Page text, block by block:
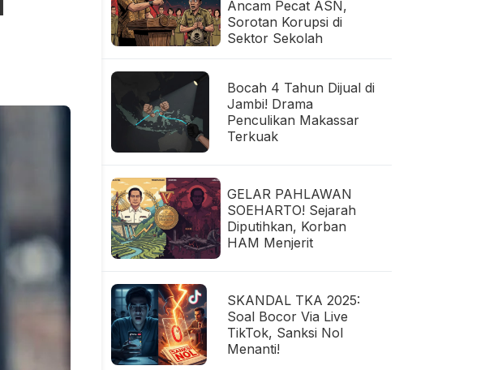
Ancam Pecat ASN,
Sorotan Korupsi di
Sektor Sekolah
Bocah 4 Tahun Dijual di
Jambi! Drama
Penculikan Makassar
Terkuak
GELAR PAHLAWAN
SOEHARTO! Sejarah
Diputihkan, Korban
HAM Menjerit
SKANDAL TKA 2025:
Soal Bocor Via Live
TikTok, Sanksi Nol
Menanti!